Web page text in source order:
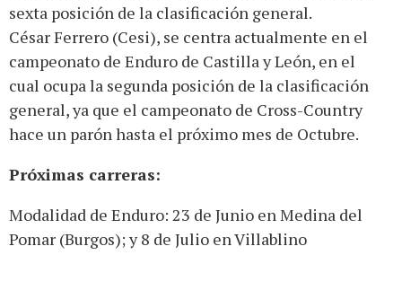
sexta posición de la clasificación general.
César Ferrero (Cesi), se centra actualmente en el
campeonato de Enduro de Castilla y León, en el
cual ocupa la segunda posición de la clasificación
general, ya que el campeonato de Cross-Country
hace un parón hasta el próximo mes de Octubre.
Próximas carreras:
Modalidad de Enduro: 23 de Junio en Medina del
Pomar (Burgos); y 8 de Julio en Villablino